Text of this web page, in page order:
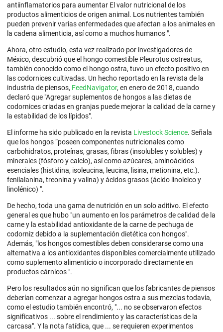
antiinflamatorios para aumentar El valor nutricional de los
productos alimenticios de origen animal. Los nutrientes también
pueden prevenir varias enfermedades que afectan a los animales en
la cadena alimenticia, así como a muchos humanos ".
Ahora, otro estudio, esta vez realizado por investigadores de
México, descubrió que el hongo comestible Pleurotus ostreatus,
también conocido como el hongo ostra, tuvo un efecto positivo en
las codornices cultivadas. Un hecho reportado en la revista de la
industria de piensos, FeedNavigator, en enero de 2018, cuando
declaró que "Agregar suplementos de hongos a las dietas de
codornices criadas en granjas puede mejorar la calidad de la carne y
la estabilidad de los lípidos".
El informe ha sido publicado en la revista Livestock Science. Señala
que los hongos “poseen componentes nutricionales como
carbohidratos, proteínas, grasas, fibras (insolubles y solubles) y
minerales (fósforo y calcio), así como azúcares, aminoácidos
esenciales (histidina, isoleucina, leucina, lisina, metionina, etc.).
fenilalanina, treonina y valina) y ácidos grasos (ácido linoleico y
linolénico) ".
De hecho, toda una gama de nutrición en un solo aditivo. El efecto
general es que hubo "un aumento en los parámetros de calidad de la
carne y la estabilidad antioxidante de la carne de pechuga de
codorniz debido a la suplementación dietética con hongos".
Además, "los hongos comestibles deben considerarse como una
alternativa a los antioxidantes disponibles comercialmente utilizado
como suplemento alimenticio o incorporado directamente en
productos cárnicos ".
Pero los resultados aún no significan que los fabricantes de piensos
deberían comenzar a agregar hongos ostra a sus mezclas todavía,
como el estudio también encontró, "... no se observaron efectos
significativos ... sobre el rendimiento y las características de la
carcasa". Y la nota fatídica, que ... se requieren experimentos